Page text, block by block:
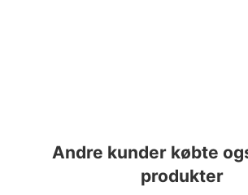
Andre kunder købte
produkter